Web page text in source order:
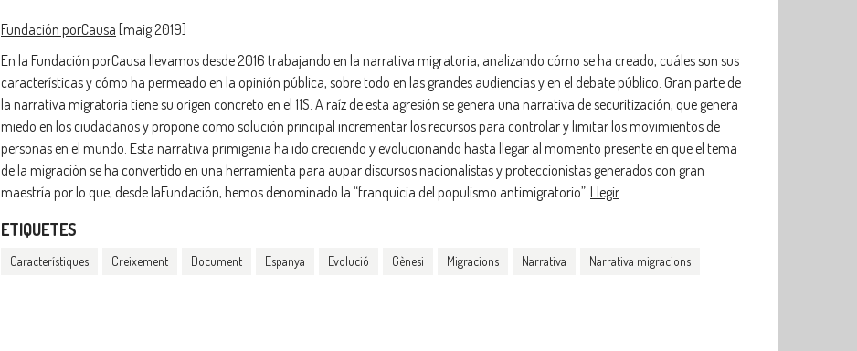
Fundación porCausa [maig 2019]
En la Fundación porCausa llevamos desde 2016 trabajando en la narrativa migratoria, analizando cómo se ha creado, cuáles son sus
características y cómo ha permeado en la opinión pública, sobre todo en las grandes audiencias y en el debate público. Gran parte de
la narrativa migratoria tiene su origen concreto en el 11S. A raíz de esta agresión se genera una narrativa de securitización, que genera
miedo en los ciudadanos y propone como solución principal incrementar los recursos para controlar y limitar los movimientos de
personas en el mundo. Esta narrativa primigenia ha ido creciendo y evolucionando hasta llegar al momento presente en que el tema
de la migración se ha convertido en una herramienta para aupar discursos nacionalistas y proteccionistas generados con gran
maestría por lo que, desde laFundación, hemos denominado la “franquicia del populismo antimigratorio”. Llegir
ETIQUETES
Característiques Creixement Document Espanya Evolució Gènesi Migracions Narrativa Narrativa migracions